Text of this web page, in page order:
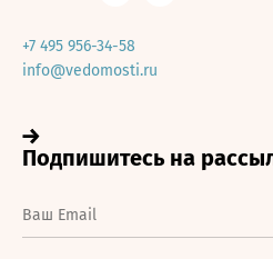
+7 495 956-34-58
info@vedomosti.ru